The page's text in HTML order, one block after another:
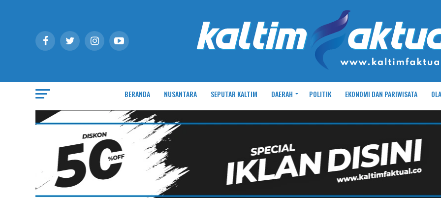
BERANDA NUSANTARA SEPUTAR KALTIM DAERAH POLITIK EKONOMI DAN PARIWISATA